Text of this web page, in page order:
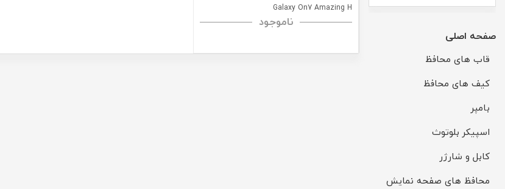
صفحه اصلی
قاب های محافظ
کیف های محافظ
بامپر
اسپیکر بلوتوث
کابل و شارژر
محافظ های صفحه نمایش
Galaxy On7 Amazing H
ناموجود